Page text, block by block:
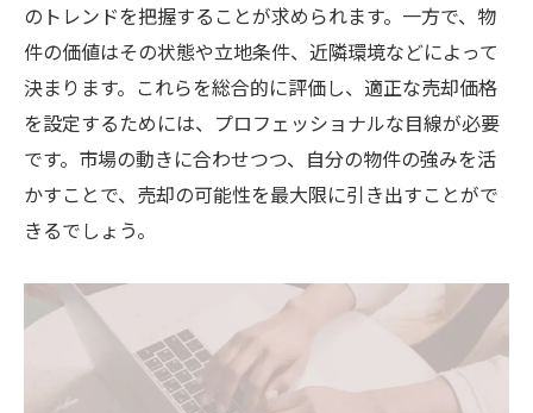
のトレンドを把握することが求められます。一方で、物
件の価値はその状態や立地条件、近隣環境などによって
決まります。これらを総合的に評価し、適正な売却価格
を設定するためには、プロフェッショナルな目線が必要
です。市場の動きに合わせつつ、自分の物件の強みを活
かすことで、売却の可能性を最大限に引き出すことがで
きるでしょう。